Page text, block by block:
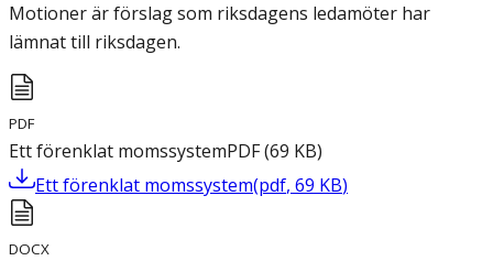
Motioner är förslag som riksdagens ledamöter har
lämnat till riksdagen.
PDF
Ett förenklat momssystemPDF(69 KB)
Ett förenklat momssystem(pdf, 69 KB)
DOCX